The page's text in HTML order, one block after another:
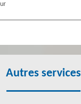
Autres services